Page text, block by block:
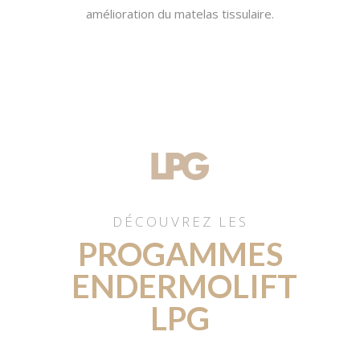
amélioration du matelas tissulaire.
DÉCOUVREZ LES
PROGAMMES
ENDERMOLIFT
LPG